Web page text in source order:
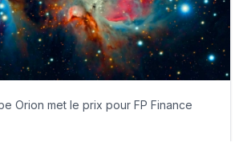
Orion met le prix pour FP Finance